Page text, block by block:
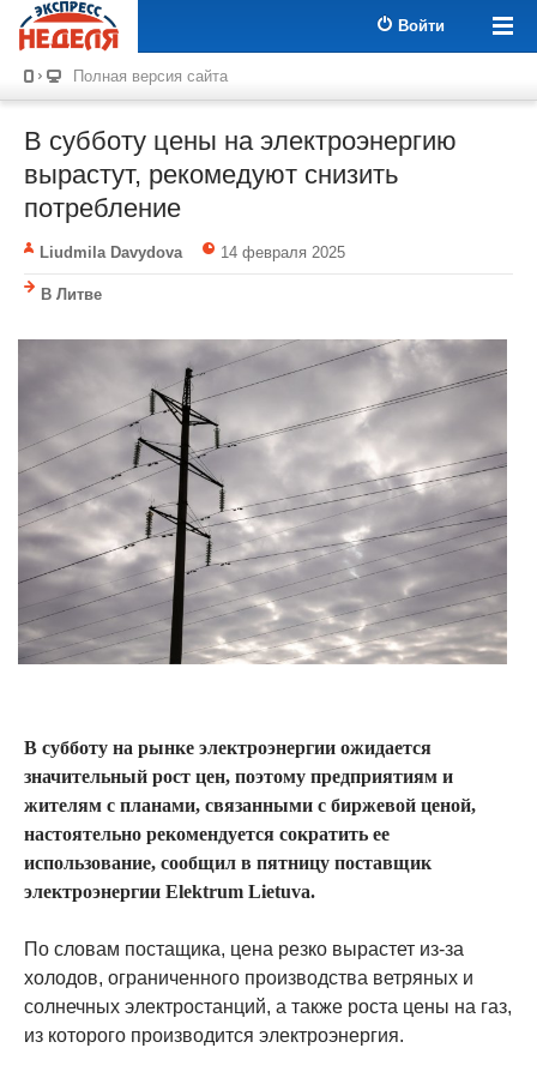
Войти
Полная версия сайта
В субботу цены на электроэнергию
вырастут, рекомедуют снизить
потребление
Liudmila Davydova 14 февраля 2025
В Литве
В субботу на рынке электроэнергии ожидается
значительный рост цен, поэтому предприятиям и
жителям с планами, связанными с биржевой ценой,
настоятельно рекомендуется сократить ее
использование, сообщил в пятницу поставщик
электроэнергии Elektrum Lietuva.
По словам постащика, цена резко вырастет из-за
холодов, ограниченного производства ветряных и
солнечных электростанций, а также роста цены на газ,
из которого производится электроэнергия.